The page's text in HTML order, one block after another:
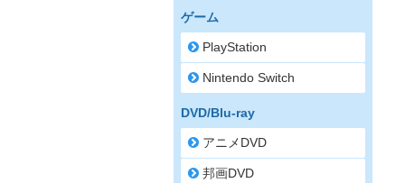
ゲーム
PlayStation
Nintendo Switch
DVD/Blu-ray
アニメDVD
邦画DVD